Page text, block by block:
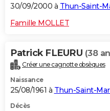
30/09/2000 à Thun-Saint-
Famille MOLLET
Patrick FLEURU (38
Créer une cagnotte obsèques
Naissance
25/08/1961 à Thun-Saint-
Décès